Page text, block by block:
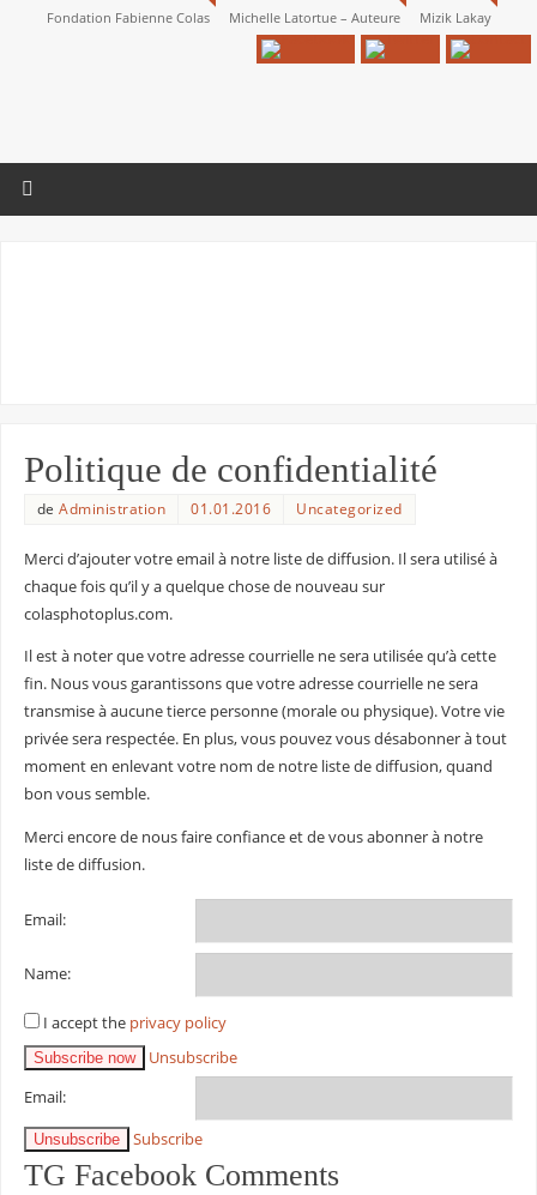
Fondation Fabienne Colas Michelle Latortue – Auteure Mizik Lakay
Politique de confidentialité
deAdministration 01.01.2016 Uncategorized
Merci d’ajouter votre email à notre liste de diffusion. Il sera utilisé à
chaque fois qu’il y a quelque chose de nouveau sur
colasphotoplus.com.
Il est à noter que votre adresse courrielle ne sera utilisée qu’à cette
fin. Nous vous garantissons que votre adresse courrielle ne sera
transmise à aucune tierce personne (morale ou physique). Votre vie
privée sera respectée. En plus, vous pouvez vous désabonner à tout
moment en enlevant votre nom de notre liste de diffusion, quand
bon vous semble.
Merci encore de nous faire confiance et de vous abonner à notre
liste de diffusion.
Email:
Name:
I accept the privacy policy
Subscribe now
Unsubscribe
Email:
Unsubscribe Subscribe
TG Facebook Comments